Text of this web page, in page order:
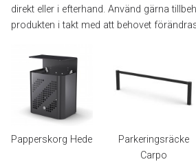
direkt eller i efterhand. Använd gärna
produkten i takt med att behovet
Papperskorg Hede
Parkeringsräcke
Carpo